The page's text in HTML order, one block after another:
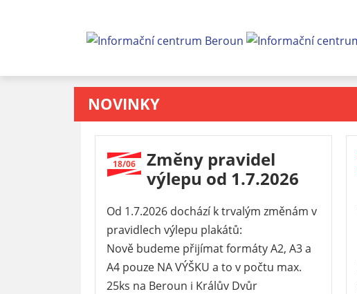
NOVINKY
18/06
Změny pravidel
výlepu od 1.7.2026
Od 1.7.2026 dochází k trvalým změnám v
pravidlech výlepu plakátů:
Nově budeme přijímat formáty A2, A3 a
A4 pouze NA VÝŠKU a to v počtu max.
25ks na Beroun i Králův Dvůr